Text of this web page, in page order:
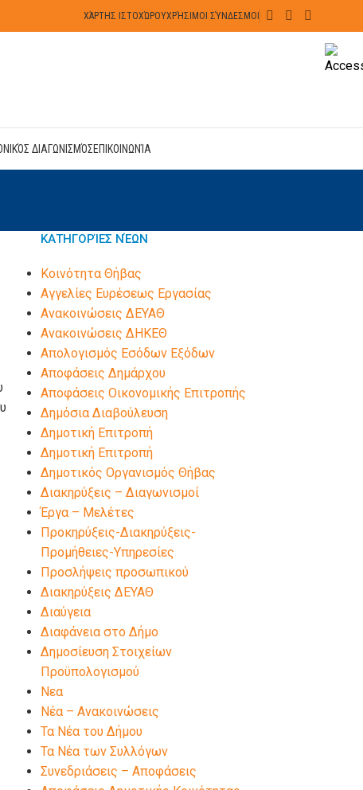
ΧΆΡΤΗΣ ΙΣΤΟΧΏΡΟΥΧΡΉΣΙΜΟΙ ΣΎΝΔΕΣΜΟΙ
ΔΙΑΓΩΝΙΣΜΌΣΕΠΙΚΟΙΝΩΝΊΑ
ΚΑΤΗΓΟΡΊΕΣ ΝΈΩΝ
Kοινότητα Θήβας
Αγγελίες Ευρέσεως Εργασίας
Ανακοινώσεις ΔΕΥΑΘ
Ανακοινώσεις ΔΗΚΕΘ
Απολογισμός Εσόδων Εξόδων
Αποφάσεις Δημάρχου
Αποφάσεις Οικονομικής Επιτροπής
Δημόσια Διαβούλευση
Δημοτική Επιτροπή
Δημοτική Επιτροπή
Δημοτικός Οργανισμός Θήβας
Διακηρύξεις – Διαγωνισμοί
Έργα – Μελέτες
Προκηρύξεις-Διακηρύξεις-
Προμήθειες-Υπηρεσίες
Προσλήψεις προσωπικού
Διακηρύξεις ΔΕΥΑΘ
Διαύγεια
Διαφάνεια στο Δήμο
Δημοσίευση Στοιχείων
Προϋπολογισμού
Νεα
Νέα – Ανακοινώσεις
Τα Νέα του Δήμου
Τα Νέα των Συλλόγων
Συνεδριάσεις – Αποφάσεις